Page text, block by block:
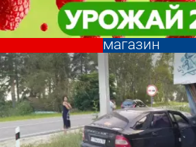
В поселке
«Приора»
магазин
ПроисшествияВ поселке
«Приора»
магазин
Происшествия
Другие
по теме
Погода и
валют в